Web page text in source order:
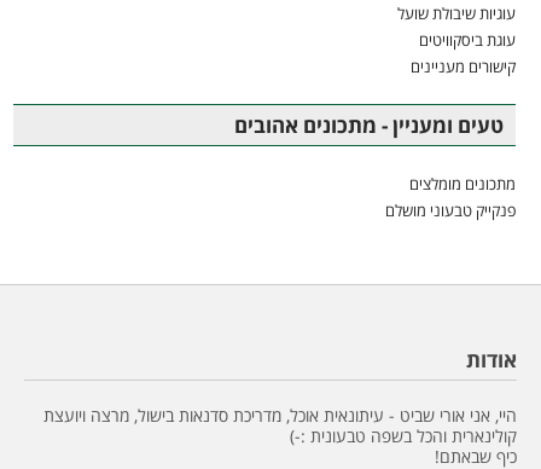
עוגיות שיבולת שועל
עוגת ביסקוויטים
קישורים מעניינים
טעים ומעניין - מתכונים אהובים
מתכונים מומלצים
פנקייק טבעוני מושלם
אודות
היי, אני אורי שביט - עיתונאית אוכל, מדריכת סדנאות בישול, מרצה ויועצת
קולינארית והכל בשפה טבעונית :-)
כיף שבאתם!